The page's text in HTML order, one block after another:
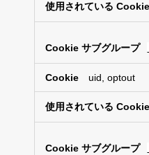
uid, optout